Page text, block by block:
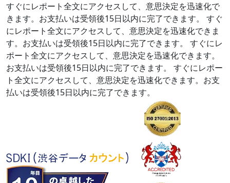
すぐにレポート全文にアクセスして、意思決定を迅速化で
きます。お支払いは受領後15日以内に完了できます。
すぐ
にレポート全文にアクセスして、意思決定を迅速化できま
す。お支払いは受領後15日以内に完了できます。
すぐにレ
ポート全文にアクセスして、意思決定を迅速化できます。
お支払いは受領後15日以内に完了できます。
すぐにレポー
ト全文にアクセスして、意思決定を迅速化できます。お支
払いは受領後15日以内に完了できます。